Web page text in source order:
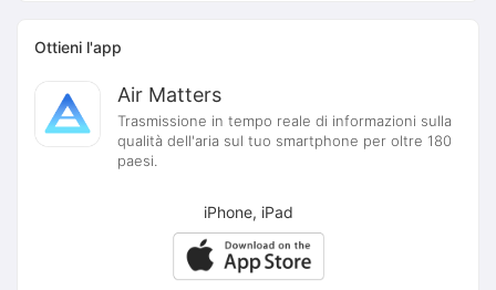
Ottieni l'app
Air Matters
Trasmissione in tempo reale di informazioni sulla
qualità dell'aria sul tuo smartphone per oltre 180
paesi.
iPhone, iPad